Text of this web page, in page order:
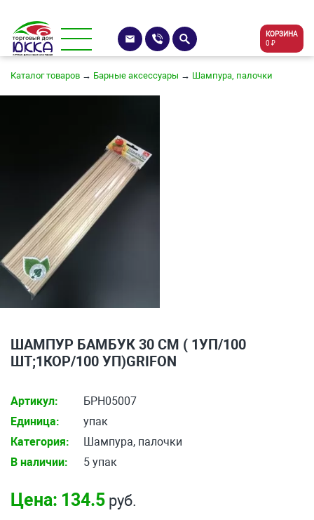
КОРЗИНА
0 ₽
Каталог товаров → Барные аксессуары → Шампура, палочки
ШАМПУР БАМБУК 30 СМ ( 1УП/100
ШТ;1КОР/100 УП)GRIFON
Артикул:
БРН05007
Единица:
упак
Категория:
Шампура, палочки
В наличии:
5 упак
Цена: 134.5 руб.